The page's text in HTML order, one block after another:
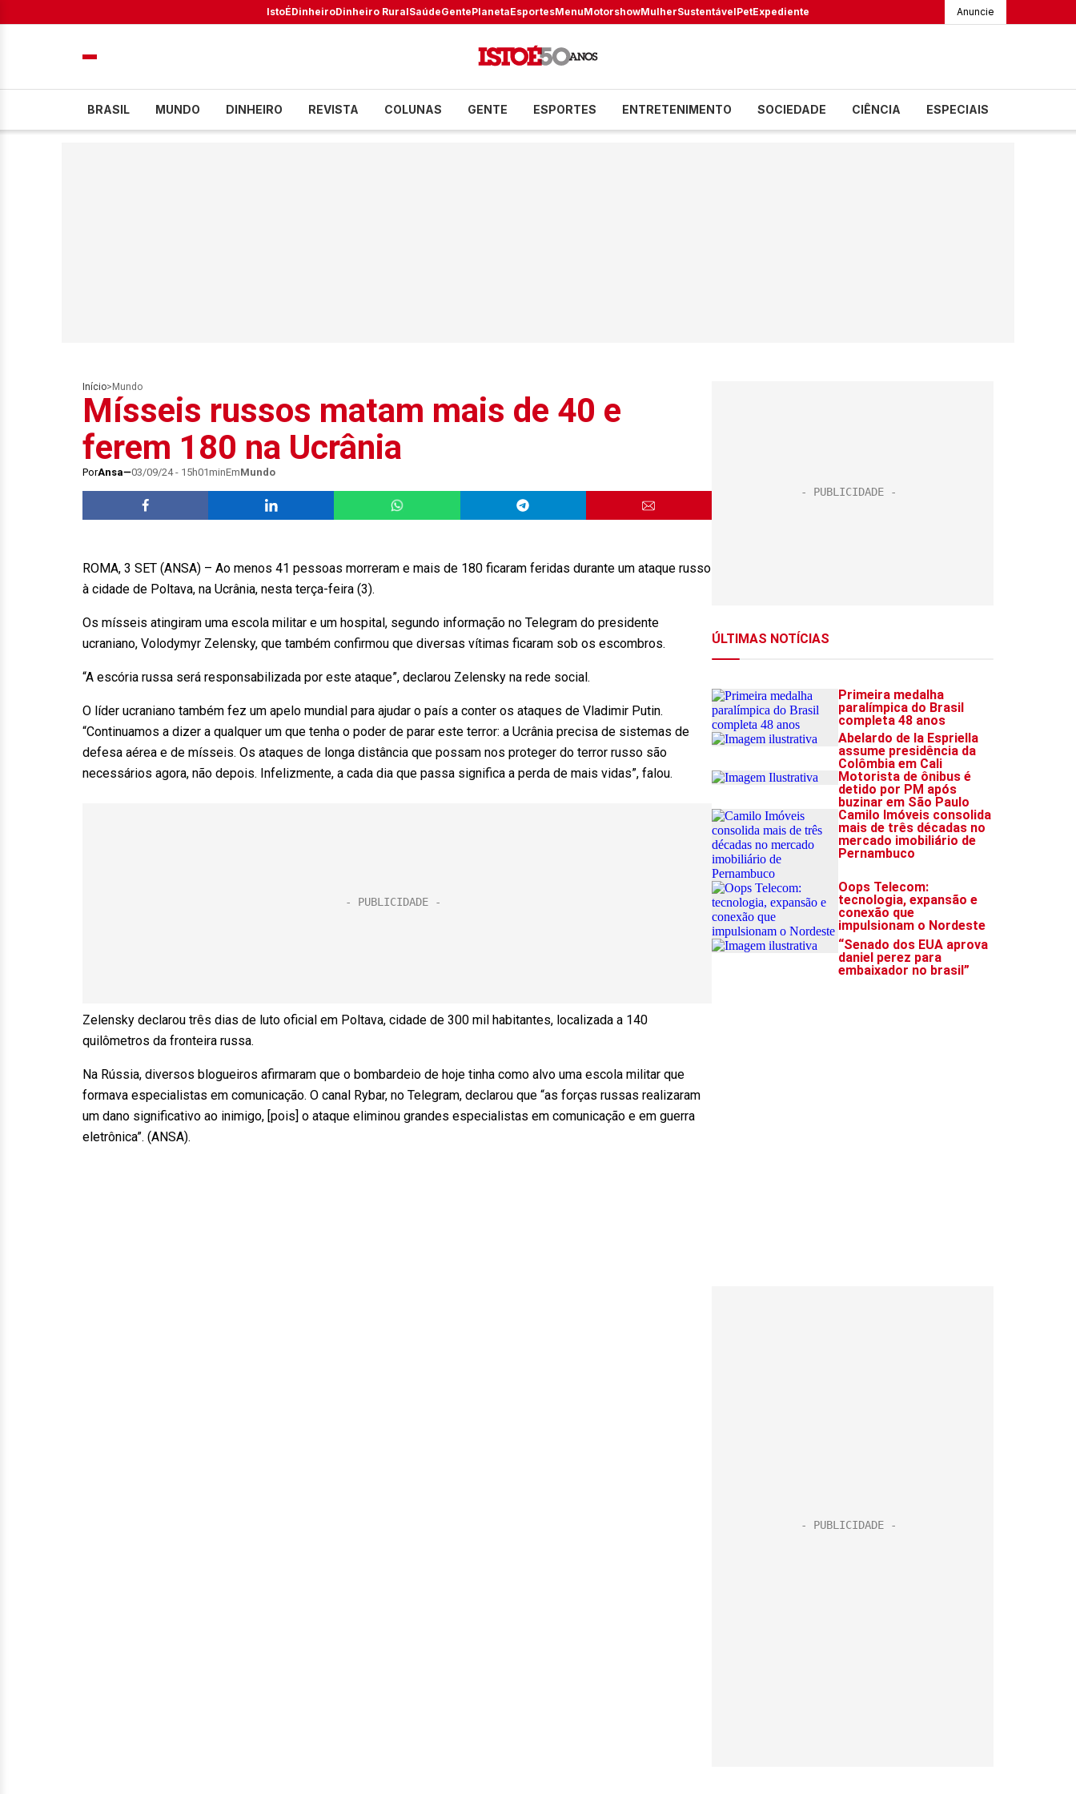
IstoÉDinheiroDinheiro RuralSaúdeGentePlanetaEsportesMenuMotorshowMulherSustentávelPetExpediente Anuncie
BRASIL MUNDO DINHEIRO REVISTA COLUNAS GENTE ESPORTES ENTRETENIMENTO SOCIEDADE CIÊNCIA ESPECIAIS
Início> Mundo
Mísseis russos matam mais de 40 e
ferem 180 na Ucrânia
PorAnsa 03/09/24 - 15h01minEmMundo
ROMA, 3 SET (ANSA) – Ao menos 41 pessoas morreram e mais de 180 ficaram feridas durante um ataque russo
à cidade de Poltava, na Ucrânia, nesta terça-feira (3).
Os mísseis atingiram uma escola militar e um hospital, segundo informação no Telegram do presidente
ucraniano, Volodymyr Zelensky, que também confirmou que diversas vítimas ficaram sob os escombros.
“A escória russa será responsabilizada por este ataque”, declarou Zelensky na rede social.
O líder ucraniano também fez um apelo mundial para ajudar o país a conter os ataques de Vladimir Putin.
“Continuamos a dizer a qualquer um que tenha o poder de parar este terror: a Ucrânia precisa de sistemas de
defesa aérea e de mísseis. Os ataques de longa distância que possam nos proteger do terror russo são
necessários agora, não depois. Infelizmente, a cada dia que passa significa a perda de mais vidas”, falou.
Zelensky declarou três dias de luto oficial em Poltava, cidade de 300 mil habitantes, localizada a 140
quilômetros da fronteira russa.
Na Rússia, diversos blogueiros afirmaram que o bombardeio de hoje tinha como alvo uma escola militar que
formava especialistas em comunicação. O canal Rybar, no Telegram, declarou que “as forças russas realizaram
um dano significativo ao inimigo, [pois] o ataque eliminou grandes especialistas em comunicação e em guerra
eletrônica”. (ANSA).